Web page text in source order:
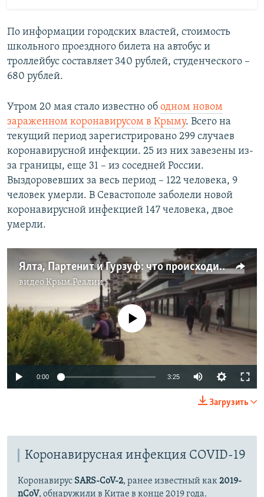
По информации городских властей, стоимость
школьного проездного билета на автобус и
троллейбус составляет 340 рублей, студенческого –
680 рублей.
Утром 20 мая стало известно об одном новом
зараженном коронавирусом в Крыму. Всего на
текущий период зарегистрировано 299 случаев
коронавирусной инфекции. 25 из них завезены из-
за границы, еще 31 – из соседней России.
Выздоровевших за весь период – 122 человека, 9
человек умерли. В Севастополе заболели новой
коронавирусной инфекцией 147 человека, двое
умерли.
Ялта, Партенит и Гурзуф: что происходит на пляжах? (видео)
видео Крым.Реалии
Auto 270p 360p 480p
No media source currently available
0:00 3:25
270p
480p
1080p
Загрузить
Коронавирусная инфекция COVID-19
Коронавирус SARS-CoV-2, ранее известный как2019-
nCoV, обнаружили в Китае в конце 2019 года.